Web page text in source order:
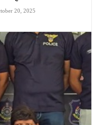
20, 2025